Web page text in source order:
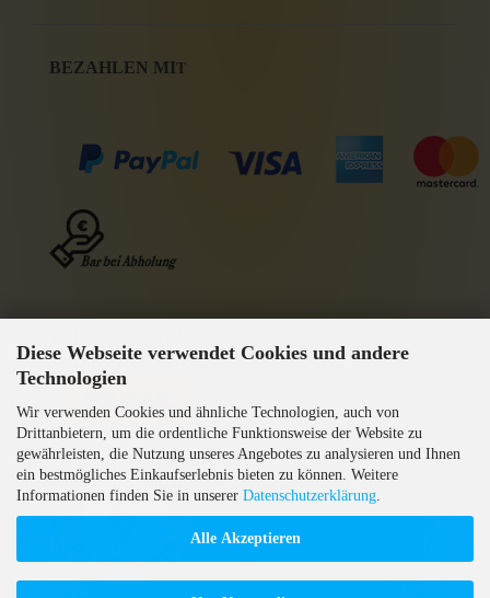
Diese Webseite verwendet Cookies und andere
Technologien
Wir verwenden Cookies und ähnliche Technologien, auch von
Drittanbietern, um die ordentliche Funktionsweise der Website zu
gewährleisten, die Nutzung unseres Angebotes zu analysieren und Ihnen
ein bestmögliches Einkaufserlebnis bieten zu können. Weitere
Informationen finden Sie in unserer Datenschutzerklärung
Alle Akzeptieren
BEZAHLEN MIT
GEPRÜFTE AGB